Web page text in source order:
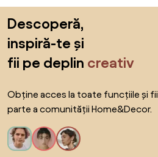
Descoperă,
inspiră-te și
fii pe deplin creativ
Obține acces la toate funcțiile și fii
parte a comunității Home&Decor.